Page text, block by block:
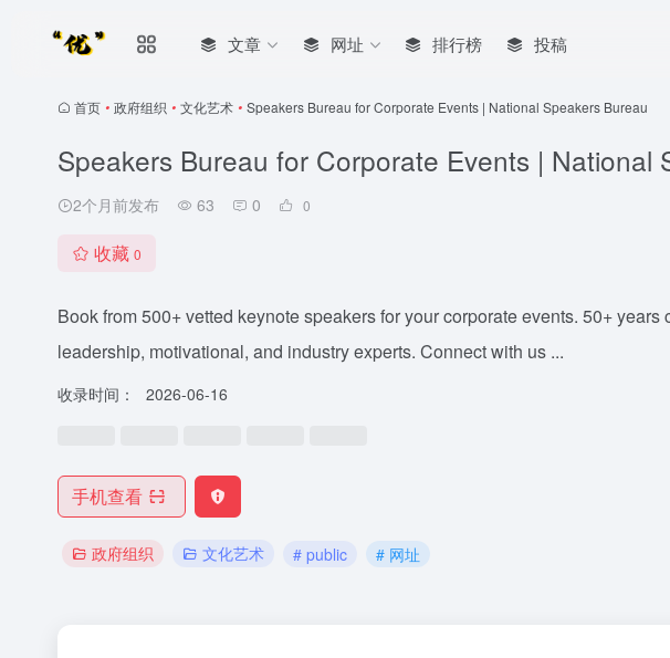
文章 网址 排行榜 投稿
首页 • 政府组织 • 文化艺术 • Speakers Bureau for Corporate Events | National Speakers Bureau
Speakers Bureau for Corporate Events | National
2个月前发布 63 0 0
收藏 0
Book from 500+ vetted keynote speakers for your corporate events. 50+
leadership, motivational, and industry experts. Connect with us ...
收录时间： 2026-06-16
手机查看
政府组织 文化艺术 # public # 网址